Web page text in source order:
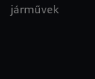
járművek